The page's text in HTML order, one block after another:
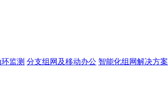
监测 分支组网及移动办公 智能化组网解决方案